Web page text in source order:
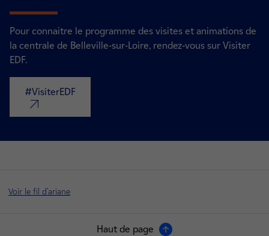
Pour connaitre le programme des visites et animations de
la centrale de Belleville-sur-Loire, rendez-vous sur Visiter
EDF.
#VisiterEDF
nouvel onglet
Voir le fil d'ariane
Haut de page